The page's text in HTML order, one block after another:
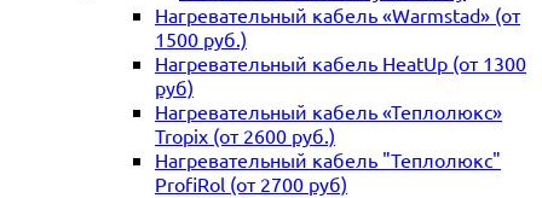
Нагревательный кабель «Warmstad» (от
1500 руб.)
Нагревательный кабель HeatUp (от 1300
руб)
Нагревательный кабель «Теплолюкс»
Tropix (от 2600 руб.)
Нагревательный кабель "Теплолюкс"
ProfiRol (от 2700 руб)